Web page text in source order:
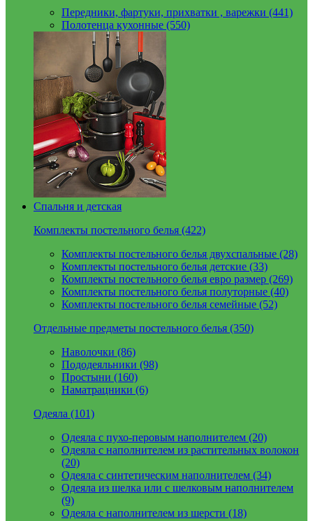
Передники, фартуки, прихватки , варежки (441)
Полотенца кухонные (550)
Спальня и детская
Комплекты постельного белья (422)
Комплекты постельного белья двухспальные (28)
Комплекты постельного белья детские (33)
Комплекты постельного белья евро размер (269)
Комплекты постельного белья полуторные (40)
Комплекты постельного белья семейные (52)
Отдельные предметы постельного белья (350)
Наволочки (86)
Пододеяльники (98)
Простыни (160)
Наматрацники (6)
Одеяла (101)
Одеяла с пухо-перовым наполнителем (20)
Одеяла с наполнителем из растительных волокон
(20)
Одеяла с синтетическим наполнителем (34)
Одеяла из шелка или с шелковым наполнителем
(9)
Одеяла с наполнителем из шерсти (18)